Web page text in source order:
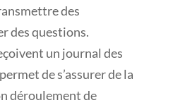
des
des questions.
un journal des
de s’assurer de la
déroulement de